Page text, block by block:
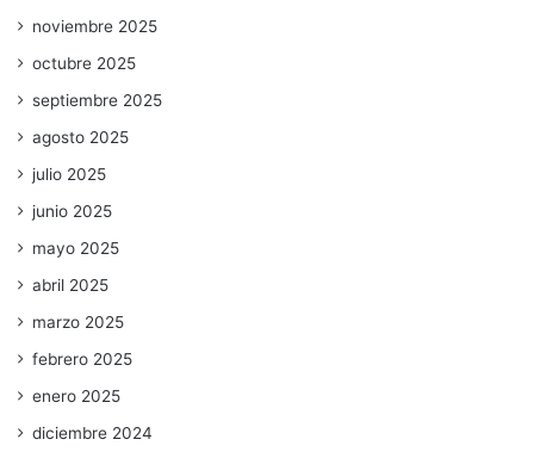
noviembre 2025
octubre 2025
septiembre 2025
agosto 2025
julio 2025
junio 2025
mayo 2025
abril 2025
marzo 2025
febrero 2025
enero 2025
diciembre 2024